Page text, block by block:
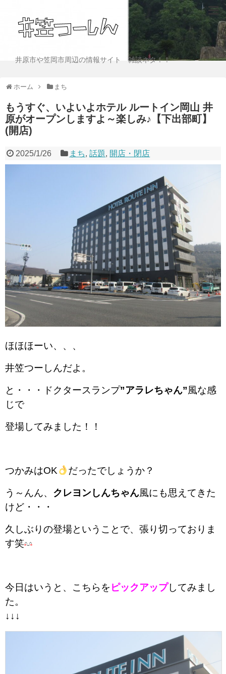
井原市や笠岡市周辺の情報サイト 雑談ネタ！！
ホーム まち
もうすぐ、いよいよホテル ルートイン岡山 井
原がオープンしますよ～楽しみ♪【下出部町】
(開店)
2025/1/26 まち,話題, 開店・閉店
ほほほーい、、、
井笠つーしんだよ。
と・・・ドクタースランプ”アラレちゃん”風な感
じで
登場してみました！！
つかみはOK だったでしょうか？
う～んん、 クレヨンしんちゃん風にも思えてきた
けど・・・
久しぶりの登場ということで、張り切っておりま
す笑
今日はいうと、こちらを ピックアップしてみまし
た。
↓↓↓